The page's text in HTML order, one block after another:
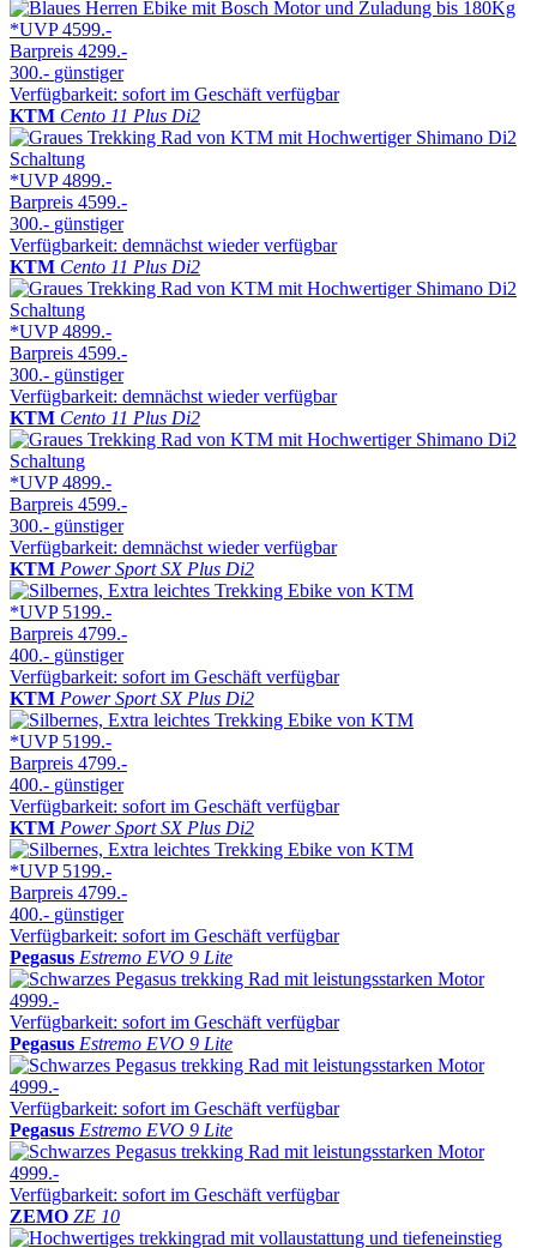
*UVP4599.-
Barpreis 4299.-
300.- günstiger
Verfügbarkeit: sofort im Geschäft verfügbar
KTM Cento 11 Plus Di2
*UVP4899.-
Barpreis 4599.-
300.- günstiger
Verfügbarkeit: demnächst wieder verfügbar
KTM Cento 11 Plus Di2
*UVP4899.-
Barpreis 4599.-
300.- günstiger
Verfügbarkeit: demnächst wieder verfügbar
KTM Cento 11 Plus Di2
*UVP4899.-
Barpreis 4599.-
300.- günstiger
Verfügbarkeit: demnächst wieder verfügbar
KTM Power Sport SX Plus Di2
*UVP 5199.-
Barpreis 4799.-
400.- günstiger
Verfügbarkeit: sofort im Geschäft verfügbar
KTM Power Sport SX Plus Di2
*UVP 5199.-
Barpreis 4799.-
400.- günstiger
Verfügbarkeit: sofort im Geschäft verfügbar
KTM Power Sport SX Plus Di2
*UVP 5199.-
Barpreis 4799.-
400.- günstiger
Verfügbarkeit: sofort im Geschäft verfügbar
Pegasus Estremo EVO 9 Lite
4999.-
Verfügbarkeit: sofort im Geschäft verfügbar
Pegasus Estremo EVO 9 Lite
4999.-
Verfügbarkeit: sofort im Geschäft verfügbar
Pegasus Estremo EVO 9 Lite
4999.-
Verfügbarkeit: sofort im Geschäft verfügbar
ZEMO ZE 10